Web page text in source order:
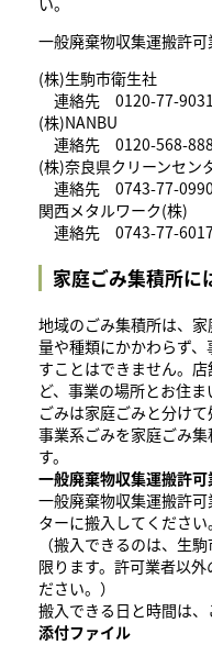
一般廃棄物収集運搬許可
(株)生駒市衛生社
連絡先 0120-77-9031
(株)NANBU
連絡先 0120-568-888
(株)奈良県クリーンセン
連絡先 0743-77-0990
関西メタルワーク(株)
連絡先 0743-77-
家庭ごみ集積所に
地域のごみ集積所は、家
量や種類にかかわらず
すことはできません。
ど、事業の場所とお住
ごみは家庭ごみと分けて
事業系ごみを家庭ごみ
す。
一般廃棄物収集運搬許
一般廃棄物収集運搬許
ターに搬入してください。
（搬入できるのは、生
限ります。許可業者以
ださい。）
搬入できる日と時間は、
添付ファイル